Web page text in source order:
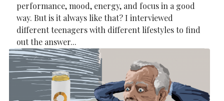
performance, mood, energy, and focus in a good
way. But is it always like that? I interviewed
different teenagers with different lifestyles to find
out the answer...